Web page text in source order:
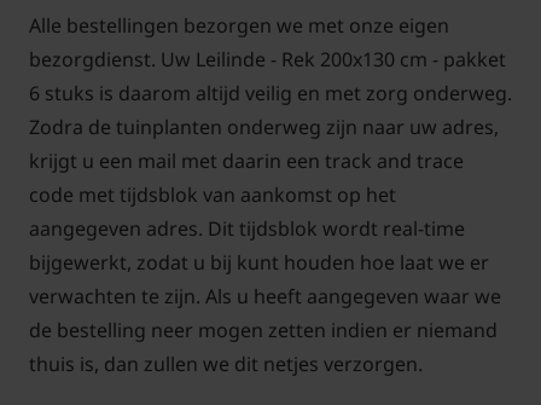
geven en ook niet de kenmerkende zaden met
vleugels.
Bomen van tuinplantenwinkel.nl kunt u jaarrond
planten. Dit kan omdat we al onze bomen in pot
leveren. Aanplanten in de herfst, winter, lente én
zomer is dus altijd mogelijk, met
aangroeigarantie!
Een keuzehulp voor het kopen van leibomen op
Tuinplantenwinkel.nl vindt uhier!
Alle bestellingen bezorgen we met onze eigen
bezorgdienst. Uw Leilinde - Rek 200x130 cm - pakket
6 stuks is daarom altijd veilig en met zorg onderweg.
Zodra de tuinplanten onderweg zijn naar uw adres,
krijgt u een mail met daarin een track and trace
code met tijdsblok van aankomst op het
aangegeven adres. Dit tijdsblok wordt real-time
bijgewerkt, zodat u bij kunt houden hoe laat we er
verwachten te zijn. Als u heeft aangegeven waar we
de bestelling neer mogen zetten indien er niemand
thuis is, dan zullen we dit netjes verzorgen.